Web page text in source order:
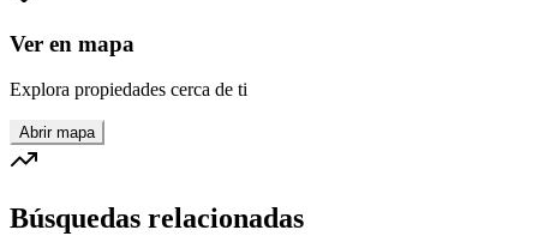
Ver en mapa
Explora propiedades cerca de ti
Abrir mapa
Búsquedas relacionadas